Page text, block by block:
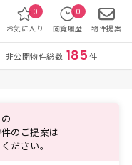
非公開物件総数 185件
お気に入り
0
閲覧履歴
0
物件提案
のご提案は
ください。